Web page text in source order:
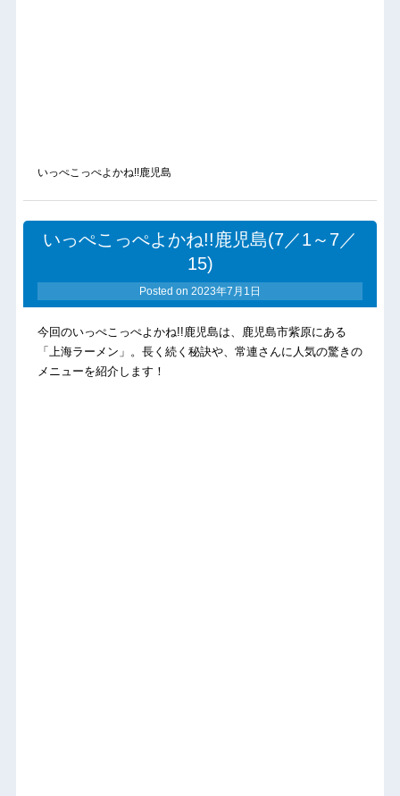
いっぺこっぺよかね!!鹿児島
いっぺこっぺよかね!!鹿児島(7／1～7／
15)
Posted on 2023年7月1日
今回のいっぺこっぺよかね!!鹿児島は、鹿児島市紫原にある
「上海ラーメン」。長く続く秘訣や、常連さんに人気の驚きの
メニューを紹介します！